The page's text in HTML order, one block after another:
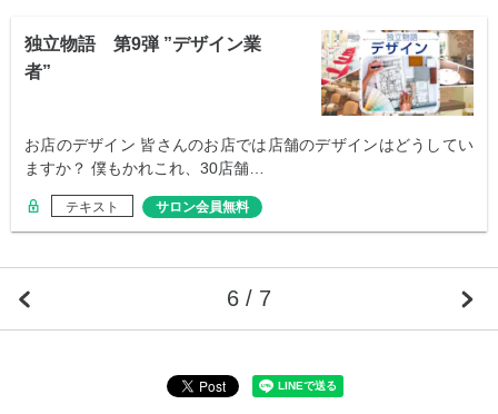
独立物語 第9弾 ”デザイン業
者”
お店のデザイン 皆さんのお店では店舗のデザインはどうしてい
ますか？ 僕もかれこれ、30店舗…
テキスト サロン会員無料
6 / 7